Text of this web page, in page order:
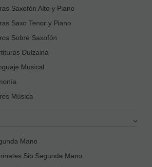
Saxofón Alto y Piano
Saxo Tenor y Piano
Sobre Saxofón
Dulzaina
Musical
Música
Mano
Sib Segunda Mano